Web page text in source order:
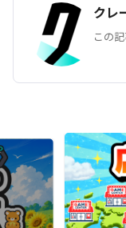
クレ
この